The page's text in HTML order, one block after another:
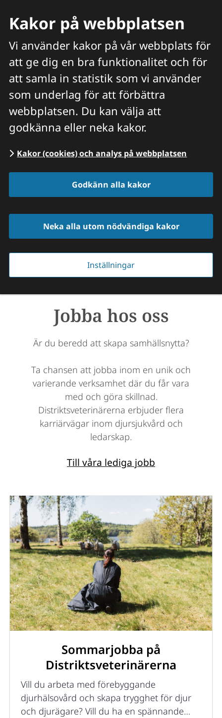
Kakor på webbplatsen
Vi använder kakor på vår webbplats för
att ge dig en bra funktionalitet och för
att samla in statistik som vi använder
som underlag för att förbättra
webbplatsen. Du kan välja att
godkänna eller neka kakor.
Kakor (cookies) och analys på webbplatsen
Godkänn alla kakor
Neka alla utom nödvändiga kakor
Inställningar
Meny Hitta veterinär Sök
Start / Jobba hos oss
Jobba hos oss
Är du beredd att skapa samhällsnytta?
Ta chansen att jobba inom en unik och
varierande verksamhet där du får vara
med och göra skillnad.
Distriktsveterinärerna erbjuder flera
karriärvägar inom djursjukvård och
ledarskap.
Till våra lediga jobb
Sommarjobba på
Distriktsveterinärerna
Vill du arbeta med förebyggande
djurhälsovård och skapa trygghet för djur
och djurägare? Vill du ha en spännande